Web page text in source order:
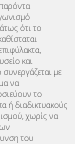
ότι το
και
με
να
το
ή διαδικτυακούς
χωρίς να
του